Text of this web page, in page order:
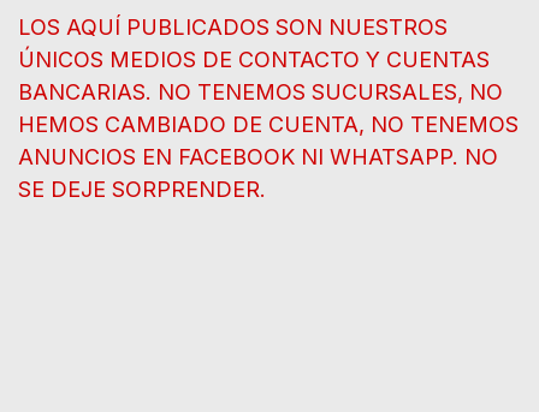
LOS AQUÍ PUBLICADOS SON NUESTROS
ÚNICOS MEDIOS DE CONTACTO Y CUENTAS
BANCARIAS. NO TENEMOS SUCURSALES, NO
HEMOS CAMBIADO DE CUENTA, NO TENEMOS
ANUNCIOS EN FACEBOOK NI WHATSAPP. NO
SE DEJE SORPRENDER.